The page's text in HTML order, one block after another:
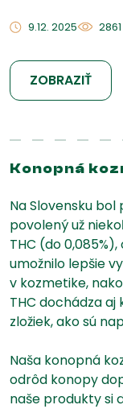
9.12. 2025
ZOBRAZIŤ
Konopná
Na Slovensku
povolený už
THC (do
umožnilo lepšie
v kozmetike,
THC dochádza
zložiek, ako sú
Naša konopná
odrôd konopy
naše produkty si